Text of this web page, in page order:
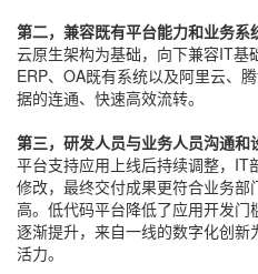
第二，兼容既有平台能力和业务系
云原生架构为基础，向下兼容IT基
ERP、OA既有系统以及阿里云、
据的连通、快速高效流转。
第三，研发人员与业务人员沟通和
平台支持应用上线后持续调整，IT
修改，最终交付成果更符合业务
高。低代码平台降低了应用开发
逐渐提升，来自一线的数字化创
活力。